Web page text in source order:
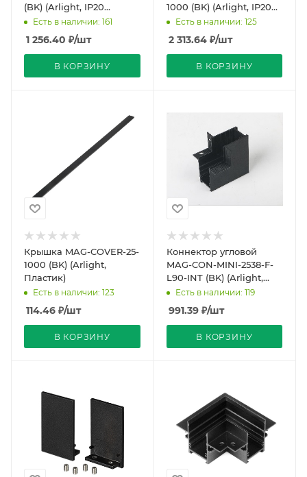
(BK) (Arlight, IP20
Пластик, 5 лет)
Есть в наличии: 161
1 256.40 ₽/шт
В КОРЗИНУ
1000 (BK) (Arlight, IP20
Металл, 5 лет)
Есть в наличии: 125
2 313.64₽/шт
В КОРЗИНУ
Крышка MAG-COVER-25-
1000 (BK) (Arlight,
Пластик)
Есть в наличии: 123
114.46 ₽/шт
В КОРЗИНУ
Коннектор угловой
MAG-CON-MINI-2538-F-
L90-INT (BK) (Arlight,
IP20 Металл, 5 лет)
Есть в наличии: 119
991.39₽/шт
В КОРЗИНУ